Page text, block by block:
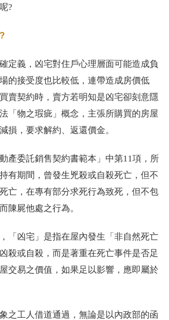
?
定義，凶宅對住戶心理層面可能造成負
的接受度也比較低，連帶造成房價低
賣契約時，賣方若明知是凶宅卻刻意隱
「物之瑕疵」概念，主張所購買的房屋
損，要求解約、返還價金。
動產委託銷售契約書範本」中第11項， 所
有期間，曾發生兇殺或自殺死亡，但不
亡，在專有部分求死行為致死，但不包
陳屍他處之行為。
「凶宅」是指在屋內發生「非自然死亡
殺或自殺，而是著重在死亡事件是否足
交易之價值，如果足以影響，應即屬於
之工人借道通過，無論是以內政部的函